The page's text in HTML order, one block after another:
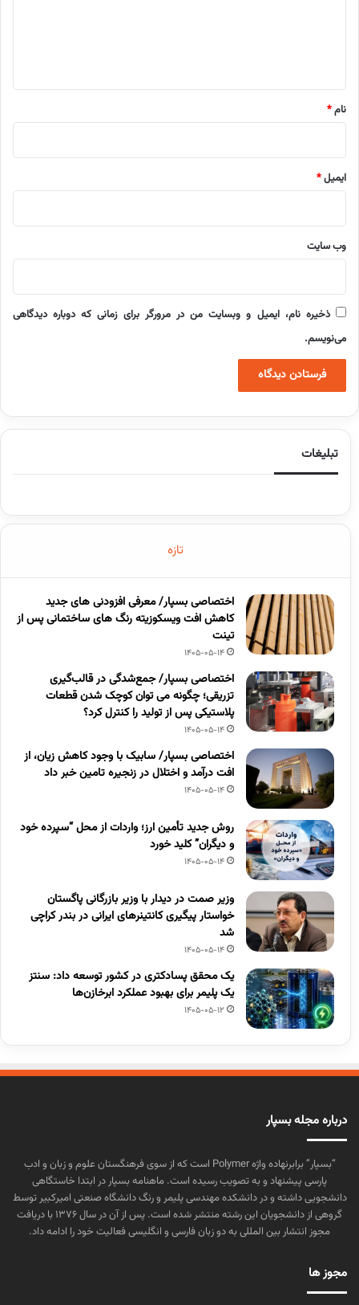
نام*
ایمیل*
وب‌ سایت
ذخیره نام، ایمیل و وبسایت من در مرورگر برای زمانی که دوباره دیدگاهی
می‌نویسم.
تبلیغات
تازه
اختصاصی بسپار/ معرفی افزودنی های جدید
کاهش افت ویسکوزیته رنگ های ساختمانی پس از
تینت
1405-05-14
اختصاصی بسپار/ جمع‌شدگی در قالب‌گیری
تزریقی؛ چگونه می توان کوچک شدن قطعات
پلاستیکی پس از تولید را کنترل کرد؟
1405-05-14
اختصاصی بسپار/ سابیک با وجود کاهش زیان، از
افت درآمد و اختلال در زنجیره تامین خبر داد
1405-05-14
روش جدید تأمین ارز؛ واردات از محل “سپرده خود
و دیگران” کلید خورد
1405-05-14
وزیر صمت در دیدار با وزیر بازرگانی پاگستان
خواستار پیگیری کانتینرهای ایرانی در بندر کراچی
شد
1405-05-14
یک محقق پسادکتری در کشور توسعه داد: سنتز
یک پلیمر برای بهبود عملکرد ابرخازن‌ها
1405-05-12
درباره مجله بسپار
“بسپار” برابرنهاده واژه Polymer است که از سوی فرهنگستان علوم و زبان و ادب
پارسی پیشنهاد و به تصویب رسیده است. ماهنامه بسپار در ابتدا خاستگاهی
دانشجویی داشته و در دانشکده مهندسی پلیمر و رنگ دانشگاه صنعتی امیرکبیر توسط
گروهی از دانشجویان این رشته منتشر شده است. پس از آن در سال ۱۳۷۶ با دریافت
مجوز انتشار بین المللی به دو زبان فارسی و انگلیسی فعالیت خود را ادامه داد.
مجوز ها